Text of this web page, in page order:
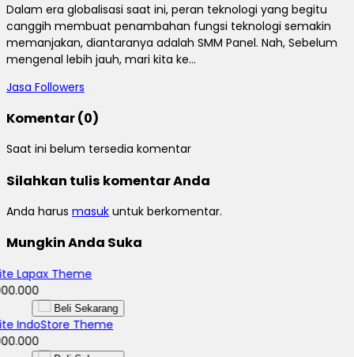
Dalam era globalisasi saat ini, peran teknologi yang begitu
canggih membuat penambahan fungsi teknologi semakin
memanjakan, diantaranya adalah SMM Panel. Nah, Sebelum
mengenal lebih jauh, mari kita ke...
Jasa Followers
Komentar (0)
Saat ini belum tersedia komentar
Silahkan tulis komentar Anda
Anda harus masuk untuk berkomentar.
Mungkin Anda Suka